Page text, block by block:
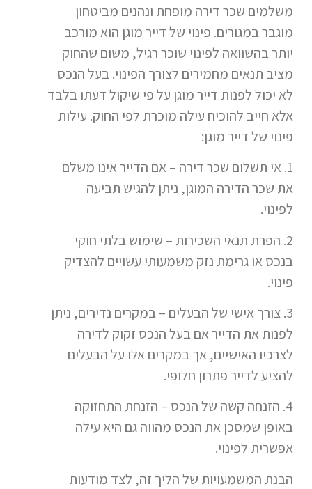
משלמים שכר דירה מופחת ונהנים מביטחון
מוגבר במגורים. פינוי של דייר מוגן הוא מורכב
יותר בהשוואה לפינוי שוכר רגיל, משום שהחוק
מציב תנאים מחמירים לצורך הפינוי. בעל הנכס
לא יכול לפנות דייר מוגן על פי שיקול דעתו בלבד
אלא חייב להוכיח עילה מוכרת לפי החוק. עילות
פינוי של דייר מוגן:
1. אי תשלום שכר דירה – אם הדייר אינו משלם
את שכר הדירה המוגן, ניתן להגיש תביעה
לפינוי.
2. הפרת תנאי השכירות – שימוש בלתי חוקי
בנכס או גרימת נזק משמעותי עשויים להצדיק
פינוי.
3. צורך אישי של הבעלים – במקרים נדירים, ניתן
לפנות את הדייר אם בעל הנכס זקוק לדירה
לצרכיו האישיים, אך במקרים אלו על הבעלים
להציע לדייר פתרון חלופי.
4. הזנחה קשה של הנכס – הזנחת התחזוקה
באופן שמסכן את הנכס מהווה גם היא עילה
אפשרית לפינוי.
הבנת המשמעויות של הליך זה, לצד מודעות